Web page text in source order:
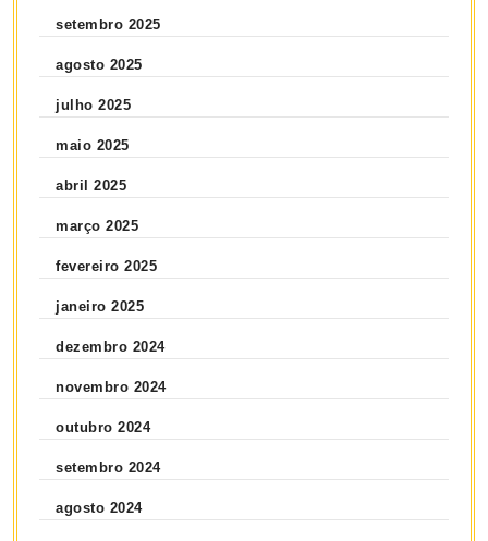
setembro 2025
agosto 2025
julho 2025
maio 2025
abril 2025
março 2025
fevereiro 2025
janeiro 2025
dezembro 2024
novembro 2024
outubro 2024
setembro 2024
agosto 2024